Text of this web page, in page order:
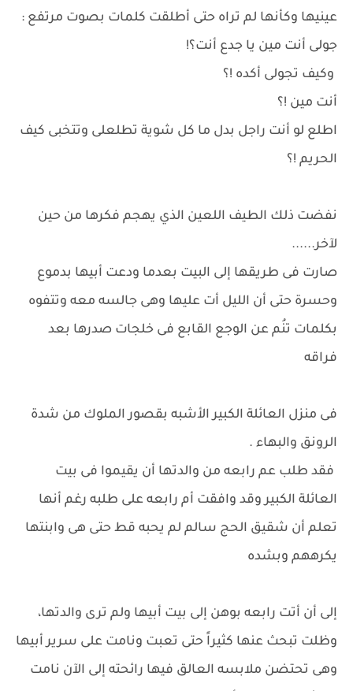
عينيها وكأنها لم تراه حتى أطلقت كلمات بصوت مرتفع :
جولى أنت مين يا جدع أنت؟!
وكيف تجولى أكده !؟
أنت مين !؟
اطلع لو أنت راجل بدل ما كل شوية تطلعلى وتتخبى كيف
الحريم !؟
نفضت ذلك الطيف اللعين الذي يهجم فكرها من حين
لآخر......
صارت فى طريقها إلى البيت بعدما ودعت أبيها بدموع
وحسرة حتى أن الليل أت عليها وهى جالسه معه وتتفوه
بكلمات تنُم عن الوجع القابع فى خلجات صدرها بعد
فراقه
فى منزل العائلة الكبير الأشبه بقصور الملوك من شدة
الرونق والبهاء .
فقد طلب عم رابعه من والدتها أن يقيموا فى بيت
العائلة الكبير وقد وافقت أم رابعه على طلبه رغم أنها
تعلم أن شقيق الحج سالم لم يحبه قط حتى هى وابنتها
يكرههم وبشده
إلى أن أتت رابعه بوهن إلى بيت أبيها ولم ترى والدتها،
وظلت تبحث عنها كثيراً حتى تعبت ونامت على سرير أبيها
وهى تحتضن ملابسه العالق فيها رائحته إلى الآن نامت